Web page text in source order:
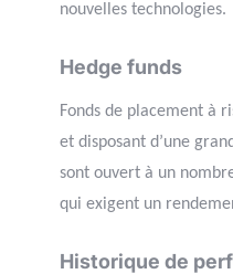
nouvelles technologies.
Hedge funds
Fonds de placement à
et disposant d’une
sont ouvert à un
qui exigent un
Historique de